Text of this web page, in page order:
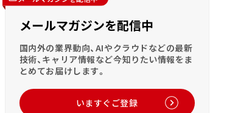
メールマガジンを配信中
国内外の業界動向、AIやクラウドなどの最新
技術、キャリア情報など今知りたい情報をま
とめてお届けします。
いますぐご登録